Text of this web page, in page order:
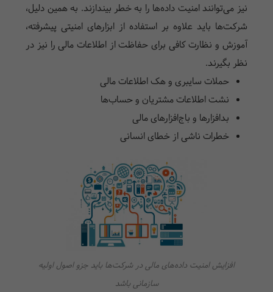
نیز می‌توانند امنیت داده‌ها را به خطر بیندازند. به همین دلیل،
شرکت‌ها باید علاوه بر استفاده از ابزارهای امنیتی پیشرفته،
آموزش و نظارت کافی برای حفاظت از اطلاعات مالی را نیز در
نظر بگیرند.
حملات سایبری و هک اطلاعات مالی
نشت اطلاعات مشتریان و حساب‌ها
بدافزارها و باج‌افزارهای مالی
خطرات ناشی از خطای انسانی
افزایش امنیت داده‌های مالی در شرکت‌ها باید جزو اصول اولیه
سازمانی باشد